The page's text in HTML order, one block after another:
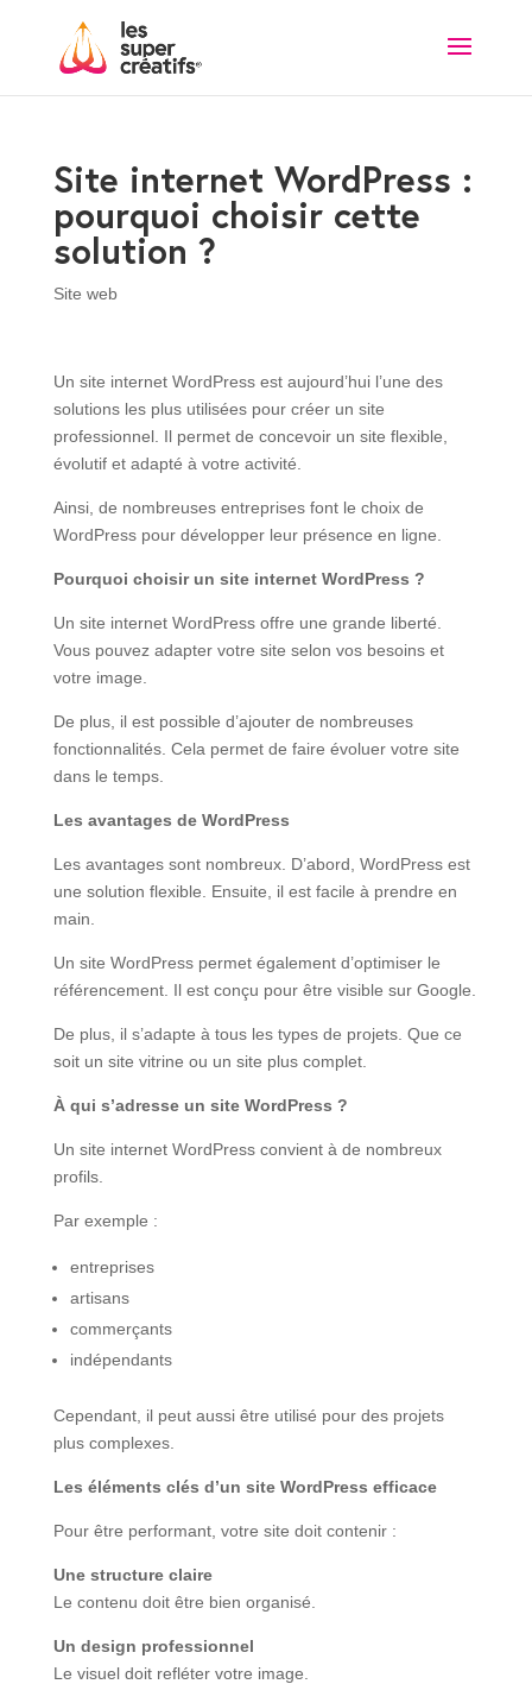
Site internet WordPress :
pourquoi choisir cette
solution ?
Site web
Un site internet WordPress est aujourd’hui l’une des
solutions les plus utilisées pour créer un site
professionnel. Il permet de concevoir un site flexible,
évolutif et adapté à votre activité.
Ainsi, de nombreuses entreprises font le choix de
WordPress pour développer leur présence en ligne.
Pourquoi choisir un site internet WordPress ?
Un site internet WordPress offre une grande liberté.
Vous pouvez adapter votre site selon vos besoins et
votre image.
De plus, il est possible d’ajouter de nombreuses
fonctionnalités. Cela permet de faire évoluer votre site
dans le temps.
Les avantages de WordPress
Les avantages sont nombreux. D’abord, WordPress est
une solution flexible. Ensuite, il est facile à prendre en
main.
Un site WordPress permet également d’optimiser le
référencement. Il est conçu pour être visible sur Google.
De plus, il s’adapte à tous les types de projets. Que ce
soit un site vitrine ou un site plus complet.
À qui s’adresse un site WordPress ?
Un site internet WordPress convient à de nombreux
profils.
Par exemple :
entreprises
artisans
commerçants
indépendants
Cependant, il peut aussi être utilisé pour des projets
plus complexes.
Les éléments clés d’un site WordPress efficace
Pour être performant, votre site doit contenir :
Une structure claire
Le contenu doit être bien organisé.
Un design professionnel
Le visuel doit refléter votre image.